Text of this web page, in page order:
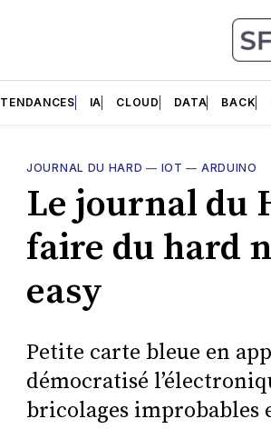
TENDANCES IA CLOUD DATA BACK
JOURNAL DU HARD — IOT — ARDUINO
Le journal du
faire du hard
easy
Petite carte bleue en
démocratisé
bricolages improbables